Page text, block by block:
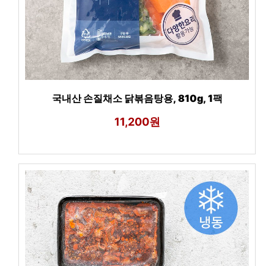
국내산 손질채소 닭볶음탕용, 810g, 1팩
11,200원